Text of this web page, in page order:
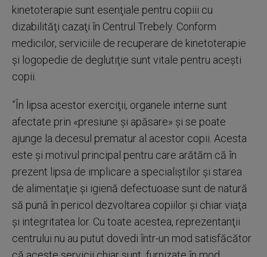
kinetoterapie sunt esenţiale pentru copiii cu
dizabilităţi cazaţi în Centrul Trebely. Conform
medicilor, serviciile de recuperare de kinetoterapie
şi logopedie de deglutiţie sunt vitale pentru aceşti
copii.
”În lipsa acestor exerciţii, organele interne sunt
afectate prin «presiune şi apăsare» şi se poate
ajunge la decesul prematur al acestor copii. Acesta
este şi motivul principal pentru care arătăm că în
prezent lipsa de implicare a specialiştilor şi starea
de alimentaţie şi igienă defectuoase sunt de natură
să pună în pericol dezvoltarea copiilor şi chiar viaţa
şi integritatea lor. Cu toate acestea, reprezentanţii
centrului nu au putut dovedi într-un mod satisfăcător